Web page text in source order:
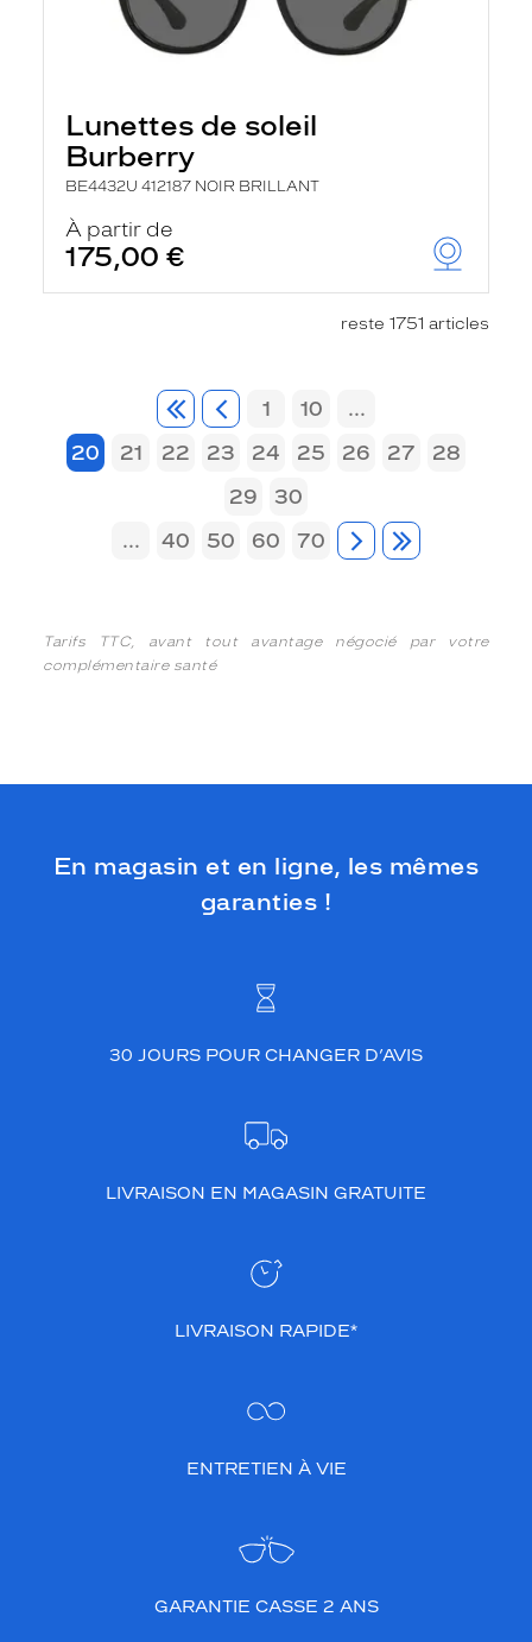
Lunettes de soleil
Burberry
BE4432U 412187 NOIR BRILLANT
À partir de
175,00 €
reste 1751 articles
1 10
...
20
21 22 23 24 25 26 27
28
29
30
...
40 50 60 70
Tarifs TTC, avant tout avantage négocié par votre
complémentaire santé
En magasin et en ligne, les mêmes
garanties !
30 JOURS POUR CHANGER D’AVIS
LIVRAISON EN MAGASIN GRATUITE
LIVRAISON RAPIDE*
ENTRETIEN À VIE
GARANTIE CASSE 2 ANS